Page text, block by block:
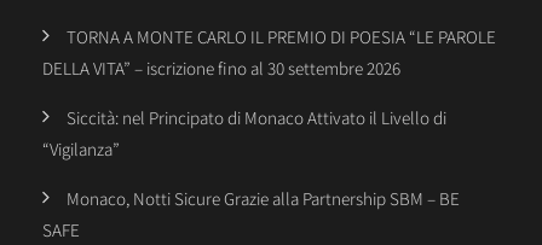
TORNA A MONTE CARLO IL PREMIO DI POESIA “LE PAROLE
DELLA VITA” – iscrizione fino al 30 settembre 2026
Siccità: nel Principato di Monaco Attivato il Livello di
“Vigilanza”
Monaco, Notti Sicure Grazie alla Partnership SBM – BE
SAFE